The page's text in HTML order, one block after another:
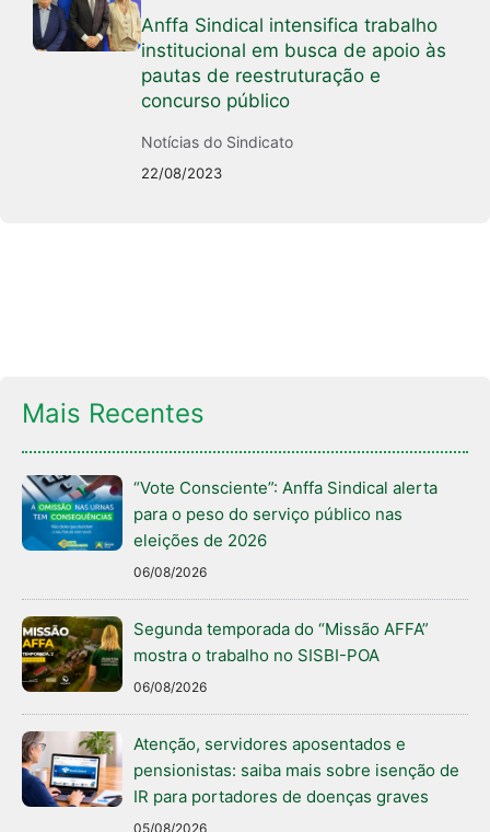
Anffa Sindical intensifica trabalho
institucional em busca de apoio às
pautas de reestruturação e
concurso público
Notícias do Sindicato
22/08/2023
Mais Recentes
“Vote Consciente”: Anffa Sindical alerta
para o peso do serviço público nas
eleições de 2026
06/08/2026
Segunda temporada do “Missão AFFA”
mostra o trabalho no SISBI-POA
06/08/2026
Atenção, servidores aposentados e
pensionistas: saiba mais sobre isenção de
IR para portadores de doenças graves
05/08/2026